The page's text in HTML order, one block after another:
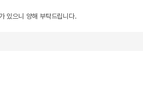
있으니 양해 부탁드립니다.